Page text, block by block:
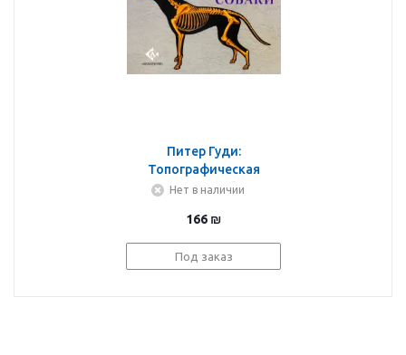
Питер Гуди:
Топографическая
анатомия собаки
Нет в наличии
166 ₪
Под заказ